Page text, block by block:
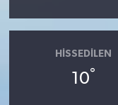
HISSEDILEN
10°